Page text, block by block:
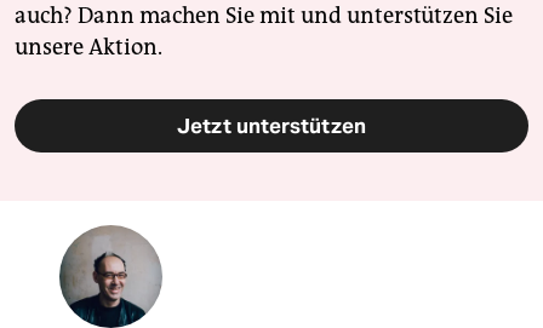
auch? Dann machen Sie mit und unterstützen Sie
unsere Aktion.
Jetzt unterstützen